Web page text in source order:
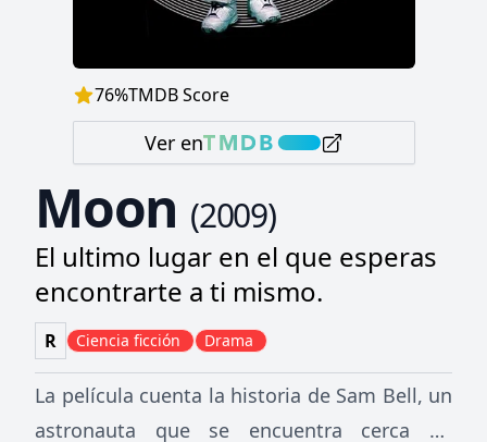
76%TMDB Score
Ver en
Moon (2009)
El ultimo lugar en el que esperas
encontrarte a ti mismo.
R Ciencia ficción Drama
La película cuenta la historia de Sam Bell, un
astronauta que se encuentra cerca de